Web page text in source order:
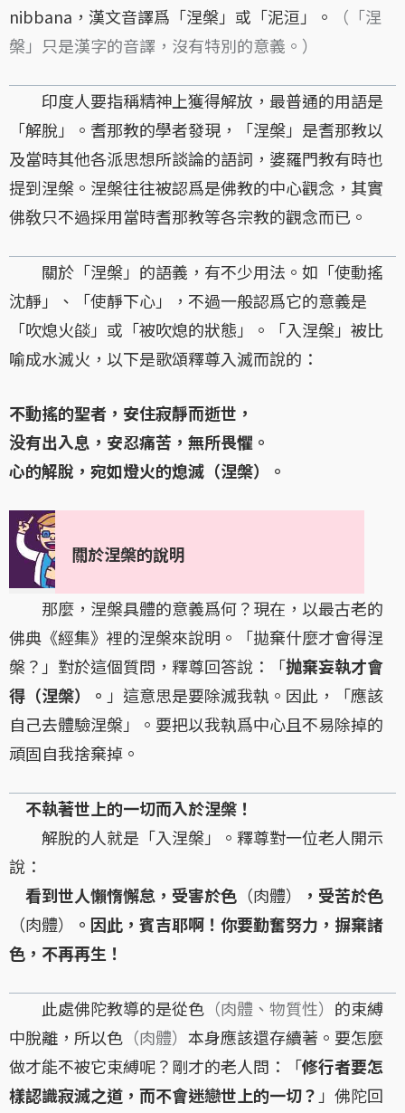
nibbana，漢文音譯爲「涅槃」或「泥洹」。
（「涅
槃」只是漢字的音譯，沒有特別的意義。）
印度人要指稱精神上獲得解放，最普通的用語是
「解脫」。耆那教的學者發現，「涅槃」是耆那教以
及當時其他各派思想所談論的語詞，婆羅門教有時也
提到涅槃。涅槃往往被認爲是佛教的中心觀念，其實
佛敎只不過採用當時耆那教等各宗教的觀念而已。
關於「涅槃」的語義，有不少用法。如「使動搖
沈靜」、「使靜下心」，不過一般認爲它的意義是
「吹熄火燄」或「被吹熄的狀態」。「入涅槃」被比
喻成水滅火，以下是歌頌釋尊入滅而說的：
不動搖的聖者，安住寂靜而逝世，
没有出入息，安忍痛苦，無所畏懼。
心的解脫，宛如燈火的熄滅（涅槃）。
關於涅槃的說明
那麼，涅槃具體的意義爲何？現在，以最古老的
佛典《經集》裡的涅槃來說明。「拋棄什麼才會得涅
槃？」對於這個質問，釋尊回答說：「抛棄妄執才會
得（涅槃）。 」這意思是要除滅我執。因此，「應該
自己去體驗涅槃」。要把以我執爲中心且不易除掉的
頑固自我捨棄掉。
不執著世上的一切而入於涅槃！
解脫的人就是「入涅槃」。釋尊對一位老人開示
說：
看到世人懶惰懈怠，受害於色 （肉體）
，受苦於色
（肉體）
。因此，賓吉耶啊！你要勤奮努力，摒棄諸
色，不再再生！
此處佛陀教導的是從色 （肉體、物質性） 的束縛
中脫離，所以色 （肉體） 本身應該還存續著。要怎麼
做才能不被它束縛呢？剛才的老人問：「修行者要怎
樣認識寂滅之道，而不會迷戀世上的一切？ 」佛陀回